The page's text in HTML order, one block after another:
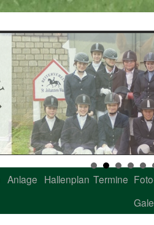
Anlage Hallenplan Termine